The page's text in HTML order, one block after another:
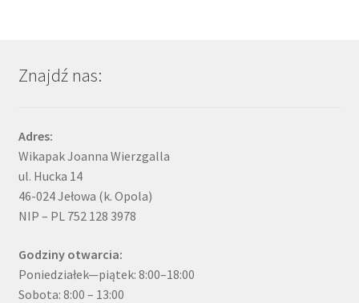
Znajdź nas:
Adres:
Wikapak Joanna Wierzgalla
ul. Hucka 14
46-024 Jełowa (k. Opola)
NIP – PL 752 128 3978
Godziny otwarcia:
Poniedziałek—piątek: 8:00–18:00
Sobota: 8:00 – 13:00